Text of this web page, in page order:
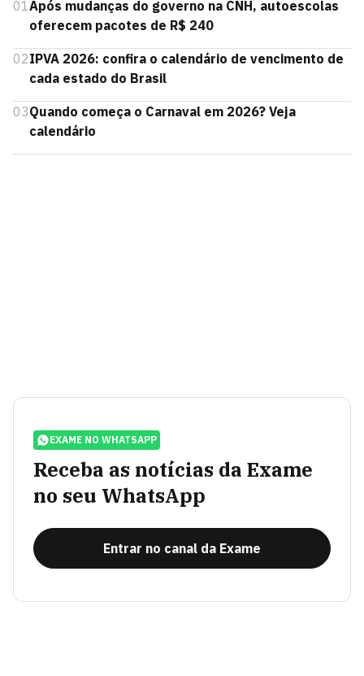
01Após mudanças do governo na CNH, autoescolas
oferecem pacotes de R$ 240
02IPVA 2026: confira o calendário de vencimento de
cada estado do Brasil
03Quando começa o Carnaval em 2026? Veja
calendário
EXAME NO WHATSAPP
Receba as notícias da Exame
no seu WhatsApp
Entrar no canal da Exame